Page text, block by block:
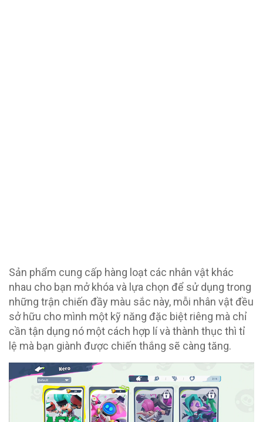
Sản phẩm cung cấp hàng loạt các nhân vật khác
nhau cho bạn mở khóa và lựa chọn để sử dụng trong
những trận chiến đầy màu sắc này, mỗi nhân vật đều
sở hữu cho mình một kỹ năng đặc biệt riêng mà chỉ
cần tận dụng nó một cách hợp lí và thành thục thì tỉ
lệ mà bạn giành được chiến thắng sẽ càng tăng.